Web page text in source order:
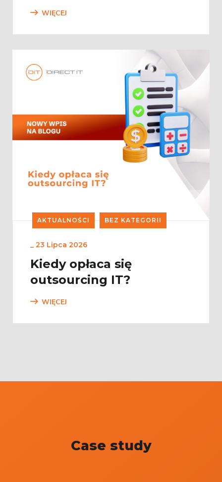
WIĘCEJ
AKTUALNOŚCI BEZ KATEGORII
_ 23 Lipca 2026
Kiedy opłaca się
outsourcing IT?
WIĘCEJ
Case study